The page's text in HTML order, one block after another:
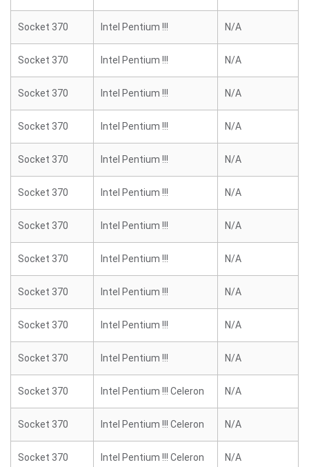
Socket 370 Intel Pentium !!! N/A
Socket 370 Intel Pentium !!! N/A
Socket 370 Intel Pentium !!! N/A
Socket 370 Intel Pentium !!! N/A
Socket 370 Intel Pentium !!! N/A
Socket 370 Intel Pentium !!! N/A
Socket 370 Intel Pentium !!! N/A
Socket 370 Intel Pentium !!! N/A
Socket 370 Intel Pentium !!! N/A
Socket 370 Intel Pentium !!! N/A
Socket 370 Intel Pentium !!! N/A
Socket 370 Intel Pentium !!! Celeron N/A
Socket 370 Intel Pentium !!! Celeron N/A
Socket 370 Intel Pentium !!! Celeron N/A